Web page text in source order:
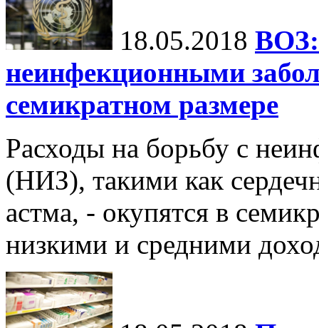
18.05.2018 ВОЗ:
неинфекционными
семикратном размере
Расходы на борьбу с
(НИЗ), такими как
астма, - окупятся в
низкими и средними